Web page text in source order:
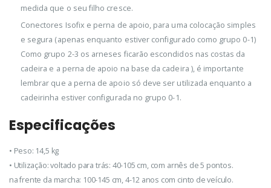
medida que o seu filho cresce.
Conectores Isofix e perna de apoio, para uma colocação simples
e segura (apenas enquanto estiver configurado como grupo 0-1)
Como grupo 2-3 os arneses ficarão escondidos nas costas da
cadeira e a perna de apoio na base da cadeira ), é importante
lembrar que a perna de apoio só deve ser utilizada enquanto a
cadeirinha estiver configurada no grupo 0-1.
Especificações
• Peso: 14,5 kg
• Utilização: voltado para trás: 40-105 cm, com arnês de 5 pontos.
na frente da marcha: 100-145 cm, 4-12 anos com cinto de veículo.